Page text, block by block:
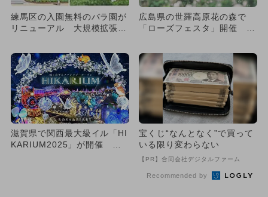
練馬区の入園無料のバラ園が
リニューアル 大規模拡張＆
広島県の世羅高原花の森で
「ローズフェスタ」開催 15
滋賀県で関西最大級イル「HI
KARIUM2025」が開催 蝶
宝くじ“なんとなく”で買って
いる限り変わらない
【PR】合同会社デジタルファーム
Recommended by